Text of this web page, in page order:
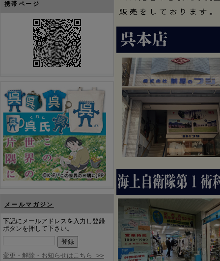
携帯ページ
メールマガジン
下記にメールアドレスを入力し登録
ボタンを押して下さい。
変更・解除・お知らせはこちら >>